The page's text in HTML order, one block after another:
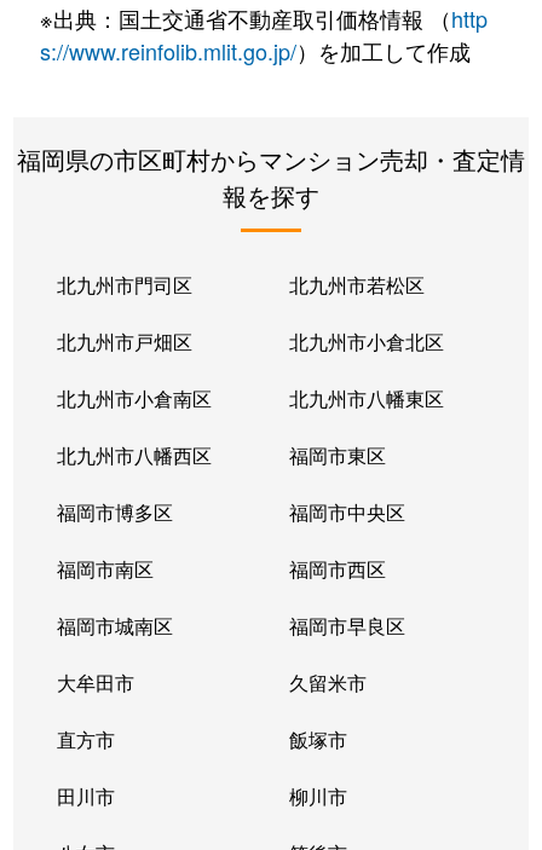
※出典：国土交通省不動産取引価格情報 （http
s://www.reinfolib.mlit.go.jp/）を加工して作成
福岡県の市区町村からマンション売却・査定情
報を探す
北九州市門司区 北九州市若松区
北九州市戸畑区 北九州市小倉北区
北九州市小倉南区 北九州市八幡東区
北九州市八幡西区 福岡市東区
福岡市博多区 福岡市中央区
福岡市南区 福岡市西区
福岡市城南区 福岡市早良区
大牟田市 久留米市
直方市 飯塚市
田川市 柳川市